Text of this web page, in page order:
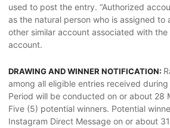
used to post the entry. “Authorized
as the natural person who is assigned to
other similar account associated with
account.
DRAWING AND WINNER NOTIFICATION:
among all eligible entries received
Period will be conducted on or about 28
Five (5) potential winners. Potential
Instagram Direct Message on or about